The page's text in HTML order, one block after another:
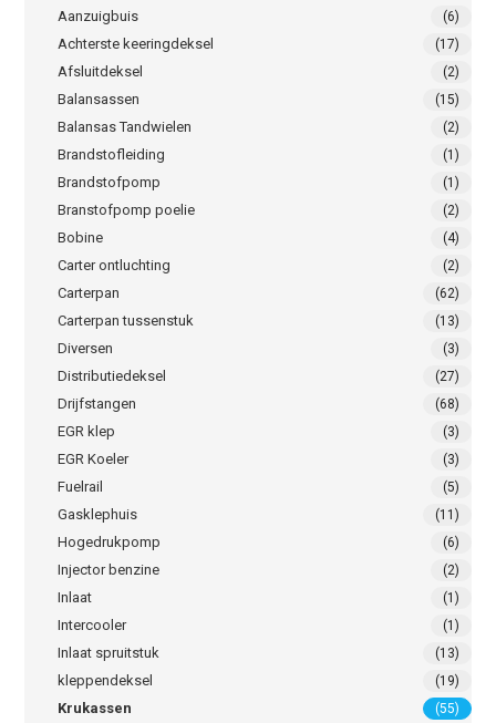
Aanzuigbuis (6)
Achterste keeringdeksel (17)
Afsluitdeksel (2)
Balansassen (15)
Balansas Tandwielen (2)
Brandstofleiding (1)
Brandstofpomp (1)
Branstofpomp poelie (2)
Bobine (4)
Carter ontluchting (2)
Carterpan (62)
Carterpan tussenstuk (13)
Diversen (3)
Distributiedeksel (27)
Drijfstangen (68)
EGR klep (3)
EGR Koeler (3)
Fuelrail (5)
Gasklephuis (11)
Hogedrukpomp (6)
Injector benzine (2)
Inlaat (1)
Intercooler (1)
Inlaat spruitstuk (13)
kleppendeksel (19)
Krukassen (55)